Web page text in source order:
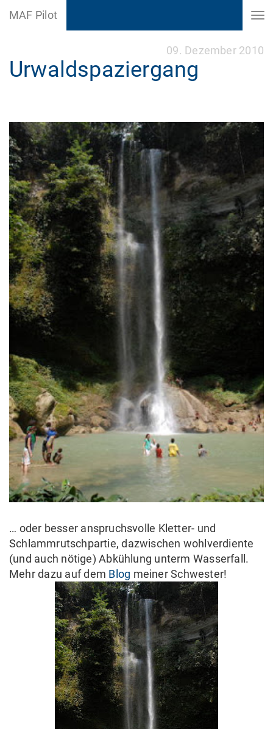
MAF Pilot
09. Dezember 2010
Urwaldspaziergang
… oder besser anspruchsvolle Kletter- und
Schlammrutschpartie, dazwischen wohlverdiente
(und auch nötige) Abkühlung unterm Wasserfall.
Mehr dazu auf dem Blog meiner Schwester!